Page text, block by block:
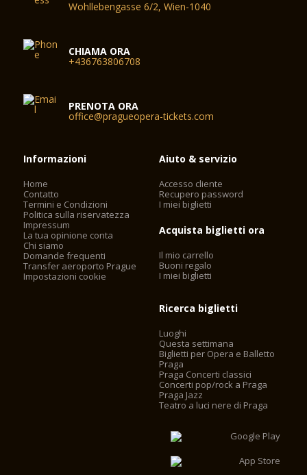
Wohllebengasse 6/2, Wien-1040
CHIAMA ORA
+436763806708
PRENOTA ORA
office@pragueopera-tickets.com
Informazioni
Home
Contatto
Termini e Condizioni
Politica sulla riservatezza
Impressum
La tua opinione conta
Chi siamo
Domande frequenti
Transfer aeroporto Prague
Impostazioni cookie
Aiuto & servizio
Accesso cliente
Recupero password
I miei biglietti
Acquista biglietti ora
Il mio carrello
Buoni regalo
I miei biglietti
Ricerca biglietti
Luoghi
Questa settimana
Biglietti per Opera e Balletto
Praga
Praga Concerti classici
Concerti pop/rock a Praga
Praga Jazz
Teatro a luci nere di Praga